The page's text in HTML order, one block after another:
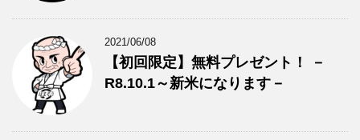
2021/06/08
【初回限定】無料プレゼント！ －
R8.10.1～新米になります－